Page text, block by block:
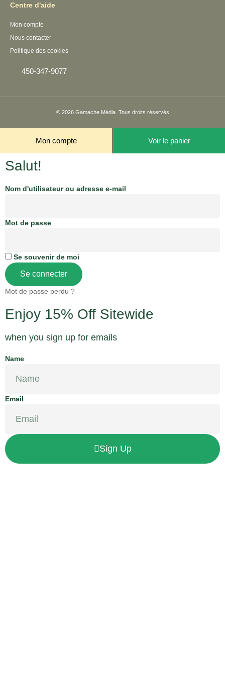
Centre d'aide
Mon compte
Nous contacter
Politique des cookies
450-347-9077
© 2026 Gamache Média. Tous droits réservés
Mon compte Voir le panier
Salut!
Nom d'utilisateur ou adresse e-mail
Mot de passe
Se souvenir de moi
Se connecter
Mot de passe perdu ?
Enjoy 15% Off Sitewide
when you sign up for emails
Name
Email
Sign Up